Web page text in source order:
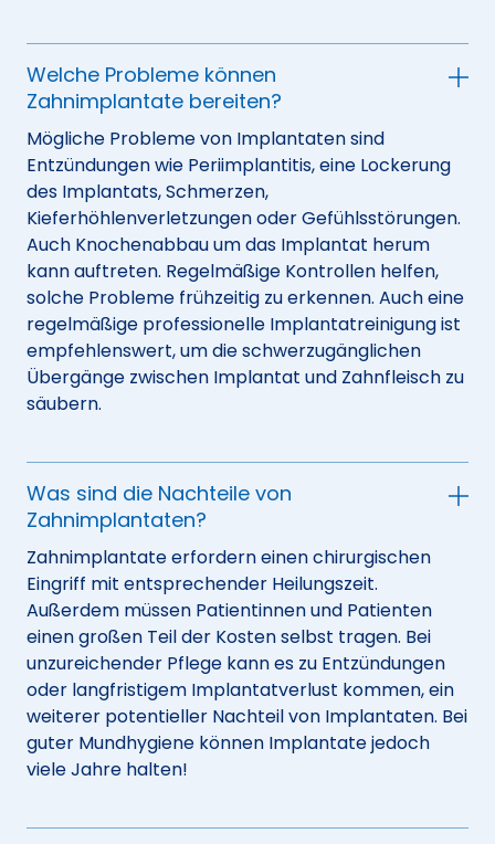
Welche Probleme können
Zahnimplantate bereiten?
Mögliche Probleme von Implantaten sind
Entzündungen wie Periimplantitis, eine Lockerung
des Implantats, Schmerzen,
Kieferhöhlenverletzungen oder Gefühlsstörungen.
Auch Knochenabbau um das Implantat herum
kann auftreten. Regelmäßige Kontrollen helfen,
solche Probleme frühzeitig zu erkennen. Auch eine
regelmäßige professionelle Implantatreinigung ist
empfehlenswert, um die schwerzugänglichen
Übergänge zwischen Implantat und Zahnfleisch zu
säubern.
Was sind die Nachteile von
Zahnimplantaten?
Zahnimplantate erfordern einen chirurgischen
Eingriff mit entsprechender Heilungszeit.
Außerdem müssen Patientinnen und Patienten
einen großen Teil der Kosten selbst tragen. Bei
unzureichender Pflege kann es zu Entzündungen
oder langfristigem Implantatverlust kommen, ein
weiterer potentieller Nachteil von Implantaten. Bei
guter Mundhygiene können Implantate jedoch
viele Jahre halten!